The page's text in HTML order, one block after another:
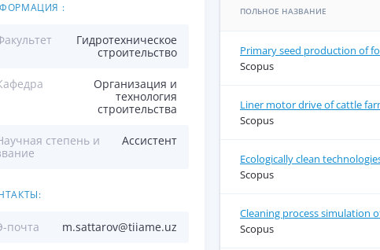
:
Гидротехническое
строительство
Организация и
технология
строительства
степень и
Aссистент
почта m.sattarov@tiiame.uz
ПОЛЬНОЕ НАЗВАНИЕ
Primary seed production of
Scopus
Liner motor drive of cattle
Scopus
Ecologically clean
Scopus
Cleaning process simulation
Scopus